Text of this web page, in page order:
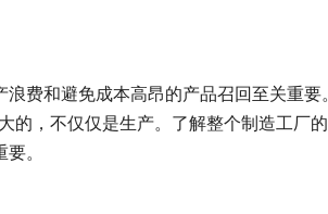
费和避免成本高昂的产品召回至关重要
的，不仅仅是生产。了解整个制造工厂
。